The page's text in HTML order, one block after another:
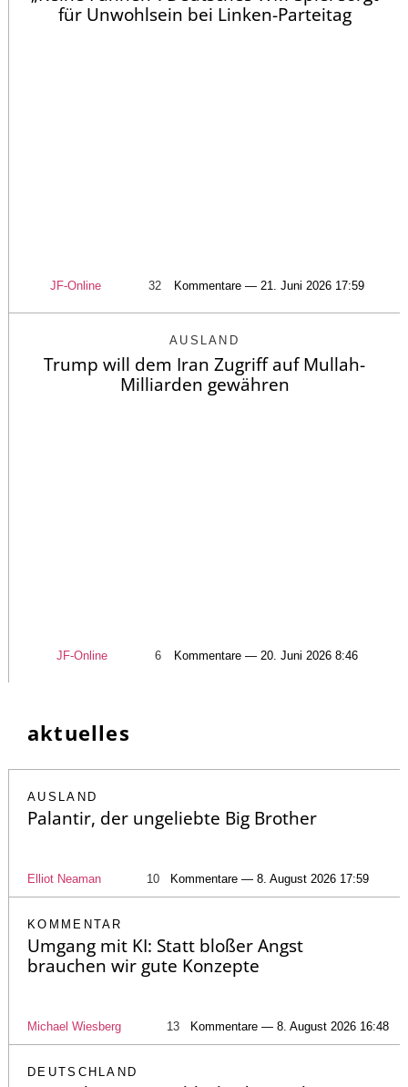
für Unwohlsein bei Linken-Parteitag
JF-Online 32 Kommentare — 21. Juni 2026 17:59
AUSLAND
Trump will dem Iran Zugriff auf Mullah-
Milliarden gewähren
JF-Online 6 Kommentare — 20. Juni 2026 8:46
aktuelles
AUSLAND
Palantir, der ungeliebte Big Brother
Elliot Neaman 10 Kommentare — 8. August 2026 17:59
KOMMENTAR
Umgang mit KI: Statt bloßer Angst
brauchen wir gute Konzepte
Michael Wiesberg 13 Kommentare — 8. August 2026 16:48
DEUTSCHLAND